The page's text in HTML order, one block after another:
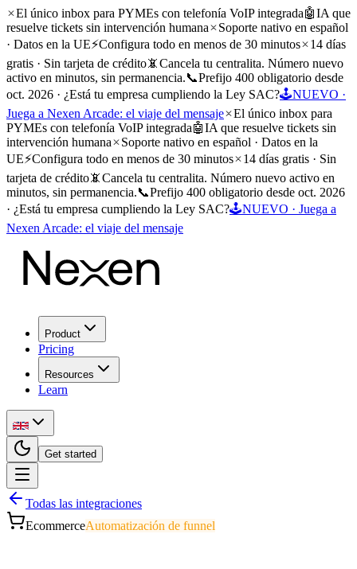
El único inbox para PYMEs con telefonía VoIP integrada🤖IA que
resuelve tickets sin intervención humana
Soporte nativo en español
· Datos en la UE⚡Configura todo en menos de 30 minutos
14 días
gratis · Sin tarjeta de crédito📵Cancela tu centralita. Número nuevo
activo en minutos, sin permanencia.📞Prefijo 400 obligatorio desde
oct. 2026 · ¿Está tu empresa cumpliendo la Ley SAC?🕹️NUEVO ·
Juega a Nexen Arcade: el viaje del mensaje
El único inbox para
PYMEs con telefonía VoIP integrada🤖IA que resuelve tickets sin
intervención humana
Soporte nativo en español · Datos en la
UE⚡Configura todo en menos de 30 minutos
14 días gratis · Sin
tarjeta de crédito📵Cancela tu centralita. Número nuevo activo en
minutos, sin permanencia.📞Prefijo 400 obligatorio desde oct. 2026
· ¿Está tu empresa cumpliendo la Ley SAC?🕹️NUEVO · Juega a
Nexen Arcade: el viaje del mensaje
Product
Pricing
Resources
Learn
Get started
Todas las integraciones
EcommerceAutomatización de funnel